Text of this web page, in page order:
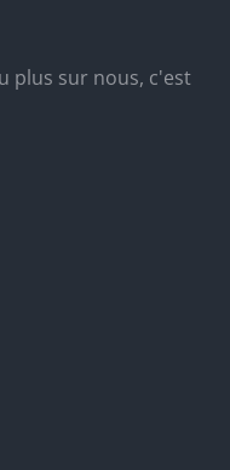
plus sur nous, c'est